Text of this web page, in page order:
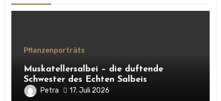
Pflanzenporträts
Muskatellersalbei – die duftende
Schwester des Echten Salbeis
Petra 17. Juli 2026